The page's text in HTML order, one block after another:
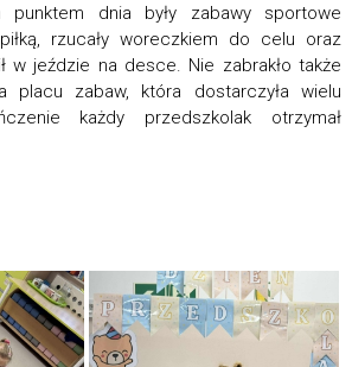
punktem dnia były zabawy sportowe
rzucały woreczkiem do celu oraz
w jeździe na desce. Nie zabrakło także
placu zabaw, która dostarczyła wielu
każdy przedszkolak otrzymał